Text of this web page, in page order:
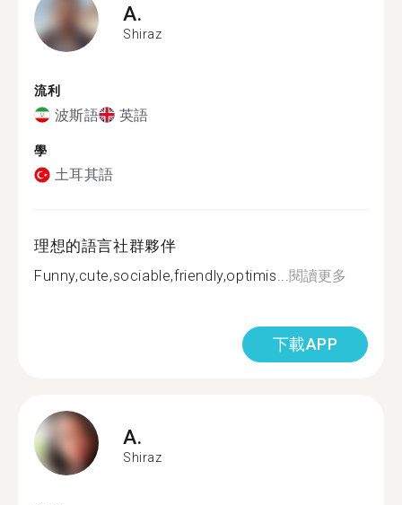
A.
Shiraz
流利
波斯語 英語
學
土耳其語
理想的語言社群夥伴
Funny,cute,sociable,friendly,optimis...閱讀更多
下載APP
A.
Shiraz